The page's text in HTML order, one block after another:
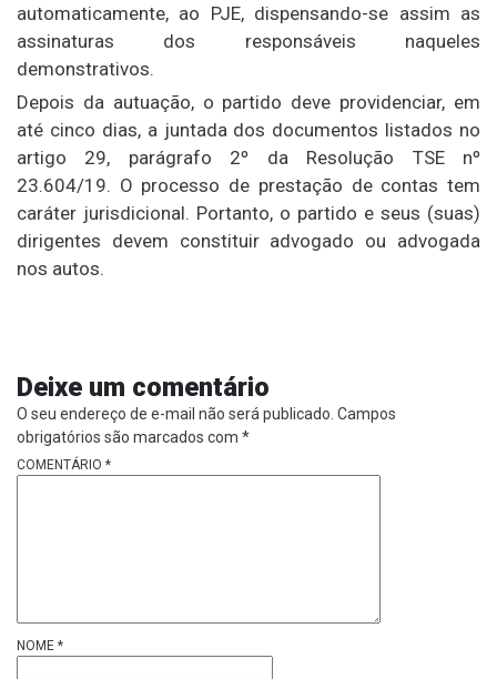
automaticamente, ao PJE, dispensando-se assim as
assinaturas dos responsáveis naqueles
demonstrativos.
Depois da autuação, o partido deve providenciar, em
até cinco dias, a juntada dos documentos listados no
artigo 29, parágrafo 2º da Resolução TSE nº
23.604/19. O processo de prestação de contas tem
caráter jurisdicional. Portanto, o partido e seus (suas)
dirigentes devem constituir advogado ou advogada
nos autos.
Deixe um comentário
O seu endereço de e-mail não será publicado. Campos
obrigatórios são marcados com *
COMENTÁRIO *
NOME *